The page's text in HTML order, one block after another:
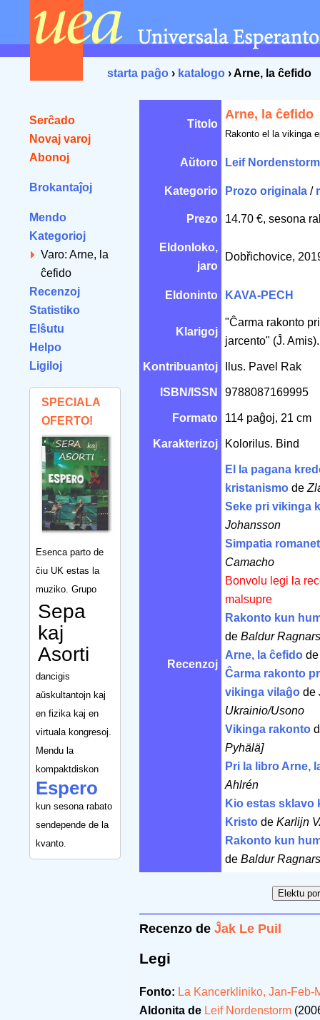
starta paĝo › katalogo › Arne, la ĉefido
Serĉado
Novaj varoj
Abonoj
Brokantaĵoj
Mendo
Kategorioj
Varo: Arne, la
ĉefido
Recenzoj
Statistiko
Elŝutu
Helpo
Ligiloj
SPECIALA
OFERTO!
Esenca parto de
ĉiu UK estas la
muziko. Grupo
Sepa
kaj
Asorti
dancigis
aŭskultantojn kaj
en fizika kaj en
virtuala kongresoj.
Mendu la
kompaktdiskon
Espero
kun sesona rabato
sendepende de la
kvanto.
Titolo
Arne, la ĉefido
Rakonto el la vikinga
Aŭtoro Leif Nordenstorm
Kategorio Prozo originala /
Prezo 14.70 €, sesona
Eldonloko,
jaro
Dobřichovice,
Eldoninto KAVA-PECH
Klarigoj
"Ĉarma rakonto
jarcento" (Ĵ. Amis).
Kontribuantoj Ilus. Pavel Rak
ISBN/ISSN 9788087169995
Formato 114 paĝoj, 21 cm
Karakterizoj Kolorilus. Bind
Recenzoj
El la pagana
kristanismo de
Seke pri vikinga
Johansson
Simpatia
Camacho
Bonvolu legi la
malsupre
Rakonto kun
de Baldur
Arne, la ĉefido
Ĉarma rakonto
vikinga vilaĝo de
Ukrainio/Usono
Vikinga rakonto
Pyhälä]
Pri la libro Arne,
Ahlrén
Kio estas sklavo
Kristo de Karlijn
Rakonto kun
de Baldur
Recenzo de Ĵak Le Puil
Legi
Fonto: La Kancerkliniko, Jan-Feb-
Aldonita de Leif Nordenstorm